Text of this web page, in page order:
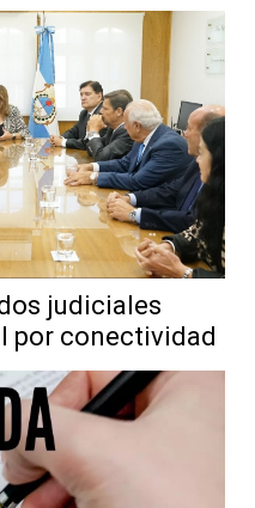
judiciales
por conectividad